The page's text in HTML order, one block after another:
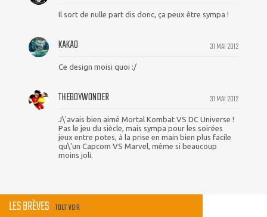
Il sort de nulle part dis donc, ça peux être sympa !
31 MAI 2012
KAKAO
Ce design moisi quoi :/
31 MAI 2012
THEBOYWONDER
J\'avais bien aimé Mortal Kombat VS DC Universe !
Pas le jeu du siècle, mais sympa pour les soirées
jeux entre potes, à la prise en main bien plus facile
qu\'un Capcom VS Marvel, même si beaucoup
moins joli.
LES BRÈVES TOUT VOIR